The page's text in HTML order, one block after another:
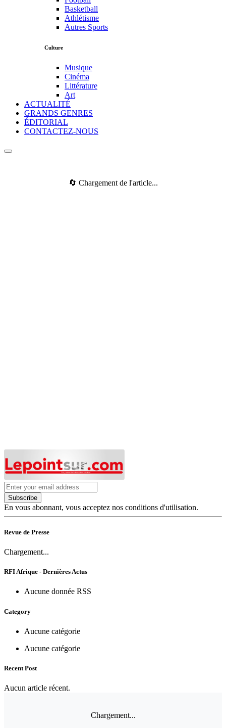
Basketball
Athlétisme
Autres Sports
Culture
Musique
Cinéma
Littérature
Art
ACTUALITÉ
GRANDS GENRES
ÉDITORIAL
CONTACTEZ-NOUS
🔄 Chargement de l'article...
Subscribe
En vous abonnant, vous acceptez nos conditions d'utilisation.
Revue de Presse
Chargement...
RFI Afrique - Dernières Actus
Aucune donnée RSS
Category
Aucune catégorie
Aucune catégorie
Recent Post
Aucun article récent.
Chargement...